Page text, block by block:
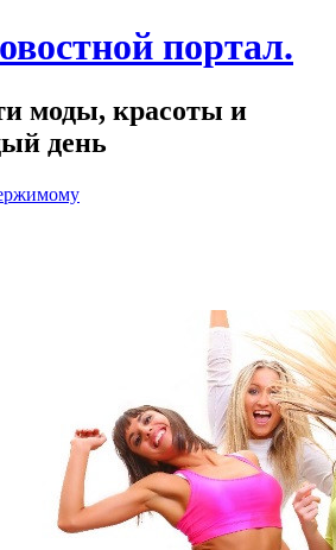
портал.
моды, красоты и
день